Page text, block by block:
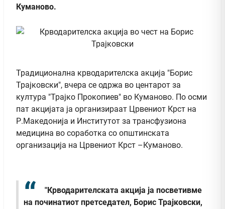
Куманово.
Традиционална крводарителска акција "Борис
Трајковски", вчера се одржа во центарот за
култура "Трајко Прокопиев" во Куманово. По осми
пат акцијата ја организираат Црвениот Крст на
Р.Македонија и Институтот за трансфузиона
медицина во соработка со општинската
организација на Црвениот Крст –Куманово.
"Крводарителската акција ја посветивме
на починатиот претседател, Борис Трајковски,